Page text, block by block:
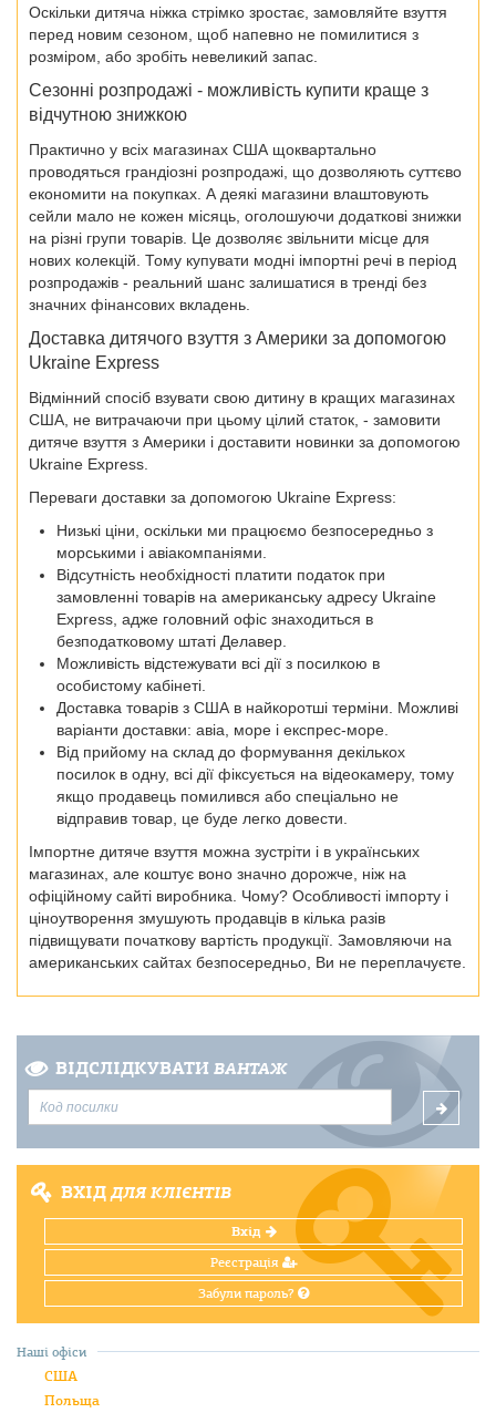
Оскільки дитяча ніжка стрімко зростає, замовляйте взуття
перед новим сезоном, щоб напевно не помилитися з
розміром, або зробіть невеликий запас.
Сезонні розпродажі - можливість купити краще з
відчутною знижкою
Практично у всіх магазинах США щоквартально
проводяться грандіозні розпродажі, що дозволяють суттєво
економити на покупках. А деякі магазини влаштовують
сейли мало не кожен місяць, оголошуючи додаткові знижки
на різні групи товарів. Це дозволяє звільнити місце для
нових колекцій. Тому купувати модні імпортні речі в період
розпродажів - реальний шанс залишатися в тренді без
значних фінансових вкладень.
Доставка дитячого взуття з Америки за допомогою
Ukraine Express
Відмінний спосіб взувати свою дитину в кращих магазинах
США, не витрачаючи при цьому цілий статок, - замовити
дитяче взуття з Америки і доставити новинки за допомогою
Ukraine Express.
Переваги доставки за допомогою Ukraine Express:
Низькі ціни, оскільки ми працюємо безпосередньо з
морськими і авіакомпаніями.
Відсутність необхідності платити податок при
замовленні товарів на американську адресу Ukraine
Express, адже головний офіс знаходиться в
безподатковому штаті Делавер.
Можливість відстежувати всі дії з посилкою в
особистому кабінеті.
Доставка товарів з США в найкоротші терміни. Можливі
варіанти доставки: авіа, море і експрес-море.
Від прийому на склад до формування декількох
посилок в одну, всі дії фіксується на відеокамеру, тому
якщо продавець помилився або спеціально не
відправив товар, це буде легко довести.
Імпортне дитяче взуття можна зустріти і в українських
магазинах, але коштує воно значно дорожче, ніж на
офіційному сайті виробника. Чому? Особливості імпорту і
ціноутворення змушують продавців в кілька разів
підвищувати початкову вартість продукції. Замовляючи на
американських сайтах безпосередньо, Ви не переплачуєте.
ВІДСЛІДКУВАТИ ВАНТАЖ
ВХІДДЛЯ КЛІЄНТІВ
Вхід
Реєстрація
Забули пароль?
Наші офіси
США
Польща